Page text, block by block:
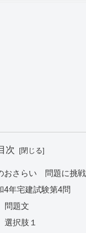
次
おさらい 問題に挑戦
4年宅建試験第4問
問題文
択肢１